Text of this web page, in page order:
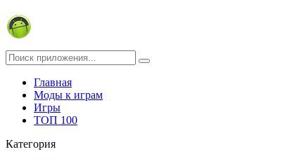
Главная
Моды к играм
Игры
ТОП 100
Категория